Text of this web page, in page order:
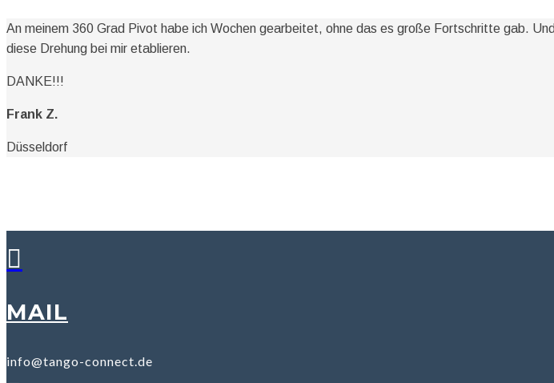
An meinem 360 Grad Pivot habe ich Wochen gearbeitet, ohne das es große Fortschritte gab.
diese Drehung bei mir etablieren.
DANKE!!!
Frank Z.
Düsseldorf

MAIL
info@tango-connect.de